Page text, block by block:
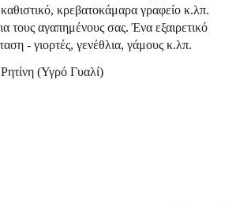
κρεβατοκάμαρα γραφείο κ.λπ.
τους αγαπημένους σας. Ένα εξαιρετικό
- γιορτές, γενέθλια, γάμους κ.λπ.
(Υγρό Γυαλί)